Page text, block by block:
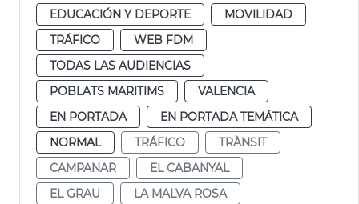
EDUCACIÓN Y DEPORTE
MOVILIDAD
TRÁFICO
WEB FDM
TODAS LAS AUDIENCIAS
POBLATS MARITIMS
VALENCIA
EN PORTADA
EN PORTADA TEMÁTICA
NORMAL
TRÁFICO
TRÀNSIT
CAMPANAR
EL CABANYAL
EL GRAU
LA MALVA ROSA